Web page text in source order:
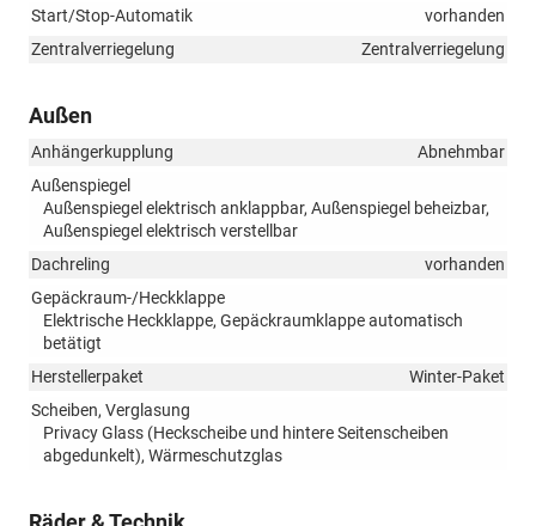
Start/Stop-Automatik
vorhanden
Zentralverriegelung
Zentralverriegelung
Außen
Anhängerkupplung
Abnehmbar
Außenspiegel
Außenspiegel elektrisch anklappbar, Außenspiegel beheizbar,
Außenspiegel elektrisch verstellbar
Dachreling
vorhanden
Gepäckraum-/Heckklappe
Elektrische Heckklappe, Gepäckraumklappe automatisch
betätigt
Herstellerpaket
Winter-Paket
Scheiben, Verglasung
Privacy Glass (Heckscheibe und hintere Seitenscheiben
abgedunkelt), Wärmeschutzglas